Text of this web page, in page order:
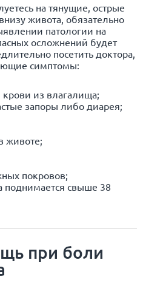
на тянущие, острые
живота, обязательно
патологии на
осложнений будет
посетить доктора,
симптомы:
из влагалища;
запоры либо диарея;
животе;
покровов;
поднимается свыше 38
при боли